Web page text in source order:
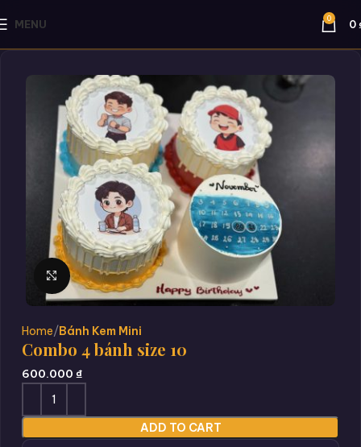
MENU 0 0
Click to enlarge
Home Bánh Kem Mini
Combo 4 bánh size 10
600.000 ₫
ADD TO CART